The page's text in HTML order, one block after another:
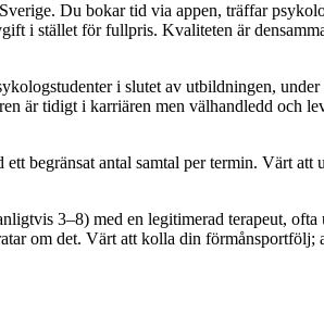
Du bokar tid via appen, träffar
i stället för fullpris. Kvaliteten är
i slutet av utbildningen,
är tidigt i karriären men välhandledd och
begränsat antal samtal per termin. Värt
3–8) med en legitimerad terapeut,
om det. Värt att kolla din